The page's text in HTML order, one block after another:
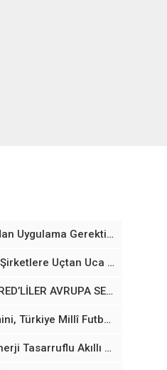
fraud.com dan Uygulama Gerektirmeyen Yaş Doğrulama Teknolojisi
Huawei’den Şirketlere Uçtan Uca Yapay Zekâ Altyapısı
VODAFONE RED’LİLER AVRUPA SEYAHATLERİNDE TARİFELERİNİ TÜRKİYE’DEYMİŞ GİBİ KULLANABİLECEK
Google Gemini, Türkiye Millî Futbol Takımları’nın Resmi Sponsoru Oldu
Samsung, Enerji Tasarruflu Akıllı Cihazlar için Yeni Avrupa Birliği Davranış Kurallarını Benimsedi